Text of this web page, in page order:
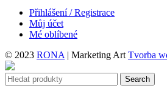
Přihlášení / Registrace
Můj účet
Mé oblíbené
© 2023 RONA | Marketing Art Tvorba
Search